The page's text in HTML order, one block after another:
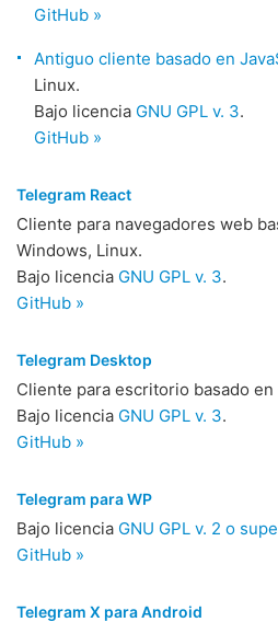
GitHub »
Antiguo cliente basado en
Linux.
Bajo licencia GNU GPL v. 3.
GitHub »
Telegram React
Cliente para navegadores web
Windows, Linux.
Bajo licencia GNU GPL v. 3.
GitHub »
Telegram Desktop
Cliente para escritorio basado en
Bajo licencia GNU GPL v. 3.
GitHub »
Telegram para WP
Bajo licencia GNU GPL v. 2 o
GitHub »
Telegram X para Android